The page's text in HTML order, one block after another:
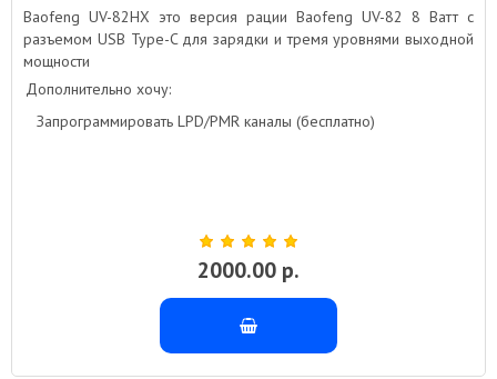
Baofeng UV-82HX это версия рации Baofeng UV-82 8 Ватт с
разъемом USB Type-C для зарядки и тремя уровнями выходной
мощности
Дополнительно хочу:
Запрограммировать LPD/PMR каналы (бесплатно)
2000.00 р.